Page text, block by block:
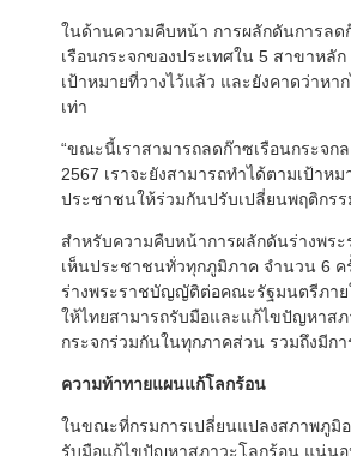
ในด้านความคืบหน้า การผลักดันการล
เรือนกระจกของประเทศใน 5 สาขาหลั
เป้าหมายที่วางไว้แล้ว และยังคาดว่าหา
เท่า
“ขณะนี้เราสามารถลดก๊าซเรือนกระจก
2567 เราจะยังสามารถทำได้ตามเป้าห
ประชาชนให้ร่วมกันปรับเปลี่ยนพฤติกร
สำหรับความคืบหน้าการผลักดันร่างพร
เห็นประชาชนทั่วทุกภูมิภาค จำนวน 6 ค
ร่างพระราชบัญญัติต่อคณะรัฐมนตรีภาย
ให้ไทยสามารถรับมือและแก้ไขปัญหาส
กระจกร่วมกันในทุกภาคส่วน รวมถึงมีก
ความท้าทายแผนแก้โลกร้อน
ในขณะที่กรมการเปลี่ยนแปลงสภาพภูมิ
รับมือแก้ไขปัญหาสภาวะโลกร้อน แน่นอ